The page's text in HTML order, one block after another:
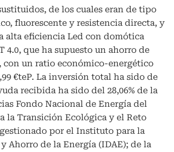
de los cuales eran de tipo
fluorescente y resistencia directa, y
alta eficiencia Led con domótica
4.0, que ha supuesto un ahorro de
con un ratio económico-energético
€teP. La inversión total ha sido de
recibida ha sido del 28,06% de la
Fondo Nacional de Energía del
la Transición Ecológica y el Reto
por el Instituto para la
Ahorro de la Energía (IDAE); de la